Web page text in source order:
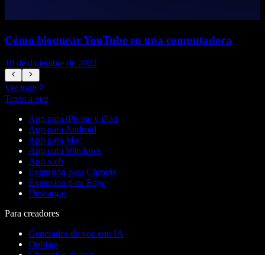
Cómo bloquear YouTube en una computadora
10 de diciembre de 2022
Ver todo
Texto a voz
App para iPhone y iPad
App para Android
App para Mac
App para Windows
App web
Extensión para Chrome
Extensión para Edge
Descargas
Para creadores
Generador de voz con IA
Doblaje